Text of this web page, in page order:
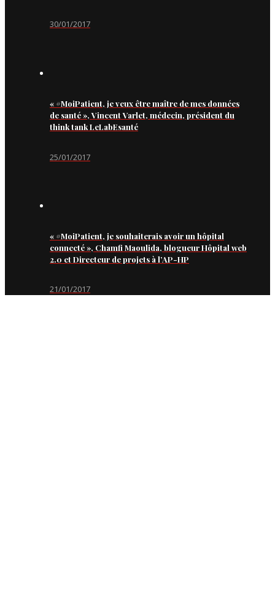
30/01/2017
« #MoiPatient, je veux être maître de mes données
de santé », Vincent Varlet, médecin, président du
think tank LeLabEsanté
25/01/2017
« #MoiPatient, je souhaiterais avoir un hôpital
connecté », Chamfi Maoulida, blogueur Hôpital web
2.0 et Directeur de projets à l’AP-HP
21/01/2017